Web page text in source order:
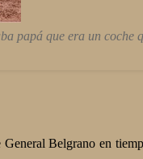
papá que era un coche
General Belgrano en